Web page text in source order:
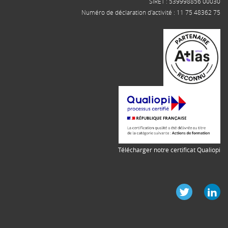
Numéro de déclaration d'activité : 11 75 48362 75
Télécharger notre certificat Qualiopi